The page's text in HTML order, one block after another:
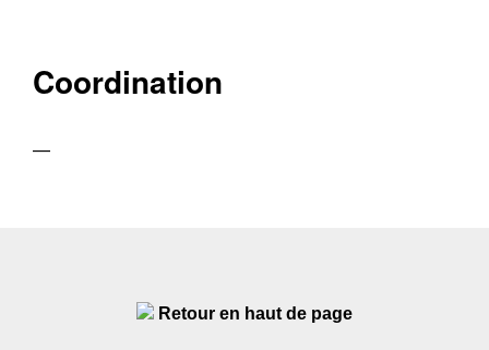
Coordination
—
Retour en haut de page